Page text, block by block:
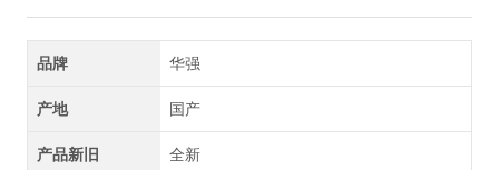
品牌 华强
产地 国产
产品新旧 全新